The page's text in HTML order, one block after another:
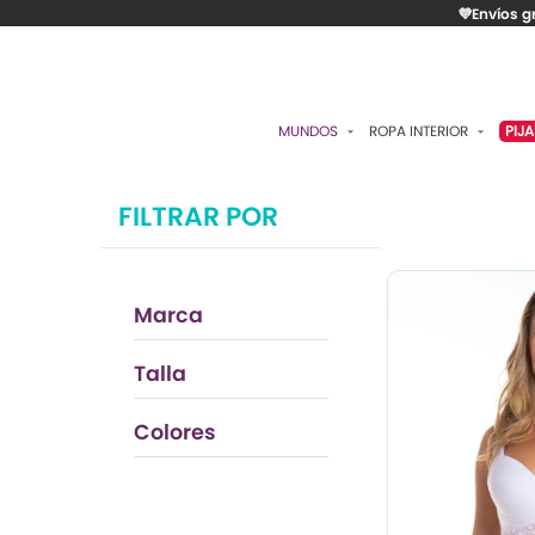
💜Envíos
MUNDOS ROPA INTERIOR
ALGODÓN
LO MÁS VENDIDO
FILTRAR POR
Marca
Talla
Colores